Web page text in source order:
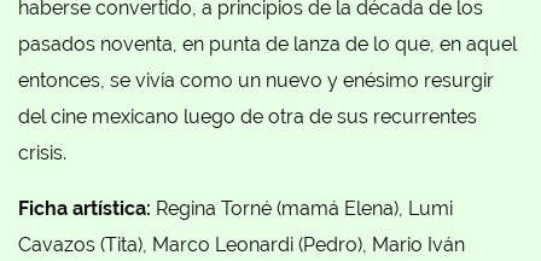
haberse convertido, a principios de la década de los
pasados noventa, en punta de lanza de lo que, en aquel
entonces, se vivía como un nuevo y enésimo resurgir
del cine mexicano luego de otra de sus recurrentes
crisis.
Ficha artística: Regina Torné (mamá Elena), Lumi
Cavazos (Tita), Marco Leonardi (Pedro), Mario Iván